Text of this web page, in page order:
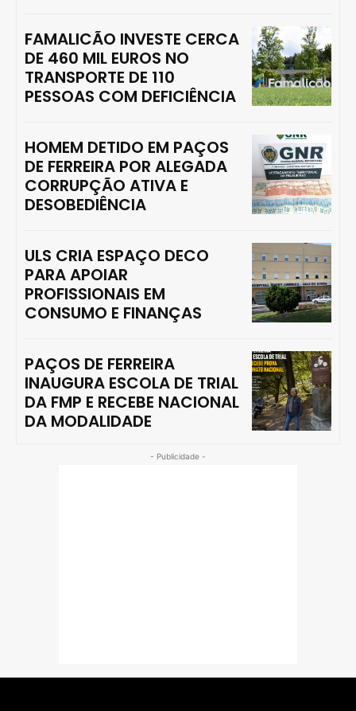
FAMALICÃO INVESTE CERCA
DE 460 MIL EUROS NO
TRANSPORTE DE 110
PESSOAS COM DEFICIÊNCIA
HOMEM DETIDO EM PAÇOS
DE FERREIRA POR ALEGADA
CORRUPÇÃO ATIVA E
DESOBEDIÊNCIA
ULS CRIA ESPAÇO DECO
PARA APOIAR
PROFISSIONAIS EM
CONSUMO E FINANÇAS
PAÇOS DE FERREIRA
INAUGURA ESCOLA DE TRIAL
DA FMP E RECEBE NACIONAL
DA MODALIDADE
- Publicidade -